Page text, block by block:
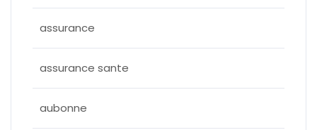
assurance
assurance sante
aubonne